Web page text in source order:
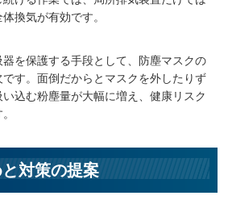
換気が有効です。
を保護する手段として、防塵マスクの
す。面倒だからとマスクを外したりず
込む粉塵量が大幅に増え、健康リスク
対策の提案